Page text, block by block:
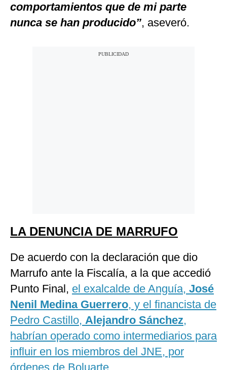
comportamientos que de mi parte
nunca se han producido”, aseveró.
LA DENUNCIA DE MARRUFO
De acuerdo con la declaración que dio
Marrufo ante la Fiscalía, a la que accedió
Punto Final, el exalcalde de Anguía, José
Nenil Medina Guerrero, y el financista de
Pedro Castillo, Alejandro Sánchez,
habrían operado como intermediarios para
influir en los miembros del JNE, por
órdenes de Boluarte